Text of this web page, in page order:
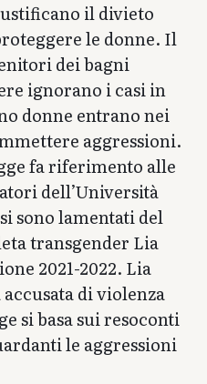
il divieto
le donne. Il
dei bagni
ignorano i casi in
donne entrano nei
aggressioni.
fa riferimento alle
dell’Università
sono lamentati del
transgender Lia
2021-2022. Lia
di violenza
si basa sui resoconti
le aggressioni